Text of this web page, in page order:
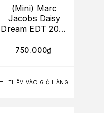
THÊM VÀO GIỎ HÀNG
(Mini) Marc
Jacobs Daisy
Dream EDT 20ml
750.000₫